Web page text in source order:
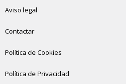
Aviso legal
Contactar
Política de Cookies
Política de Privacidad